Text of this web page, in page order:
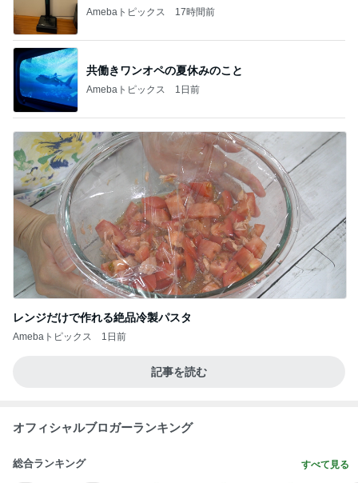
Amebaトピックス 17時間前
共働きワンオペの夏休みのこと
Amebaトピックス 1日前
レンジだけで作れる絶品冷製パスタ
Amebaトピックス 1日前
記事を読む
オフィシャルブロガーランキング
総合ランキング すべて見る